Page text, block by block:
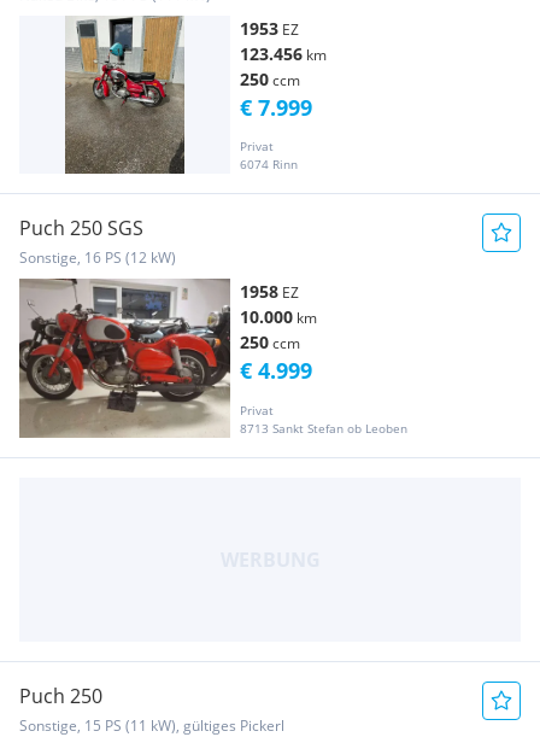
1953 EZ
123.456 km
250ccm
Privat
6074 Rinn
€ 7.999
Puch 250 SGS
Sonstige, 16 PS (12 kW)
1958 EZ
10.000 km
250ccm
Privat
8713 Sankt Stefan ob Leoben
€ 4.999
Puch 250
Sonstige, 15 PS (11 kW), gültiges Pickerl